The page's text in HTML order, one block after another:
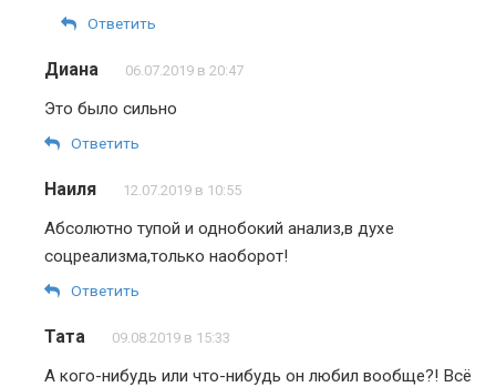
Ответить
Диана 06.07.2019 в 20:47
Это было сильно
Ответить
Наиля 12.07.2019 в 10:55
Абсолютно тупой и однобокий анализ,в духе
соцреализма,только наоборот!
Ответить
Тата 09.08.2019 в 15:33
А кого-нибудь или что-нибудь он любил вообще?! Всё